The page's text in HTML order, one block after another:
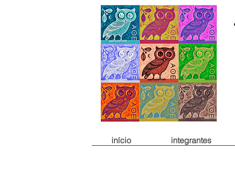
início integrantes